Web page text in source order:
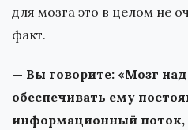
для мозга это в целом не
факт.
— Вы говорите: «Мозг
обеспечивать ему
информационный